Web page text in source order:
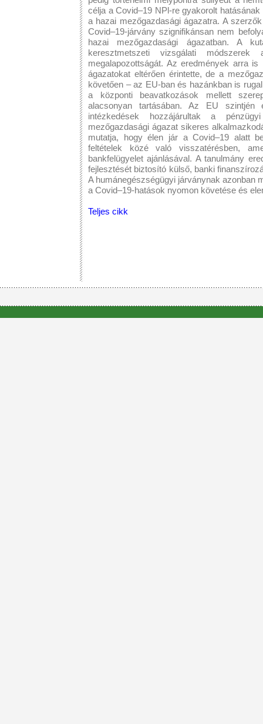
célja a Covid–19 NPl-re gyakorolt
a hazai mezőgazdasági ágazatra. A
Covid–19-járvány szignifikánsan nem
hazai mezőgazdasági ágazatban. A
keresztmetszeti vizsgálati
megalapozottságát. Az eredmények arra
ágazatokat eltérően érintette, de a
követően – az EU-ban és hazánkban is
a központi beavatkozások mellett
alacsonyan tartásában. Az EU szintjén
intézkedések hozzájárultak a
mezőgazdasági ágazat sikeres
mutatja, hogy élen jár a Covid–19 alatt
feltételek közé való visszatérésben,
bankfelügyelet ajánlásával. A tanulmány
fejlesztését biztosító külső, banki
A humánegészségügyi járványnak azonban
a Covid–19-hatások nyomon követése és
Teljes cikk